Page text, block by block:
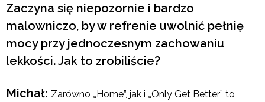
Zaczyna się niepozornie i bardzo
malowniczo, by w refrenie uwolnić pełnię
mocy przy jednoczesnym zachowaniu
lekkości. Jak to zrobiliście?
Michał: Zarówno „Home”, jak i „Only Get Better” to